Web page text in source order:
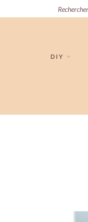
DIY